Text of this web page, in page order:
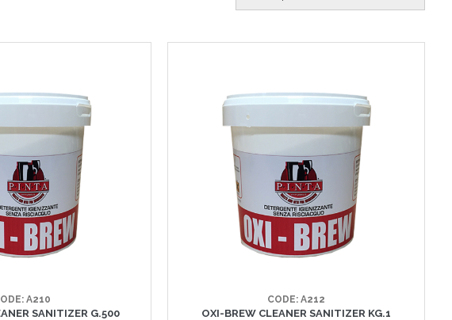
A210
SANITIZER G.500
CODE: A212
OXI-BREW CLEANER SANITIZER KG.1